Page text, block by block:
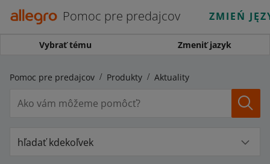
Pomoc pre predajcov ZMIEŃ
Vybrať tému Zmeniť jazyk
Pomoc pre predajcov Produkty Aktuality
hľadať kdekoľvek